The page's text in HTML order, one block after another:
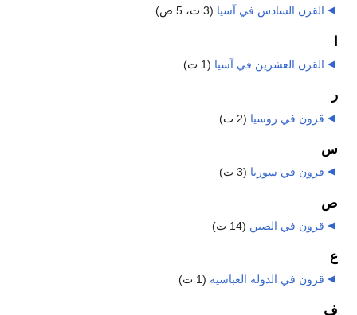
القرن السادس في آسيا (3 ت، 5 ص)
القرن العشرين في آسيا (1 ت)
ر
قرون في روسيا (2 ت)
س
قرون في سوريا (3 ت)
ص
قرون في الصين (14 ت)
ع
قرون في الدولة العباسية (1 ت)
ف